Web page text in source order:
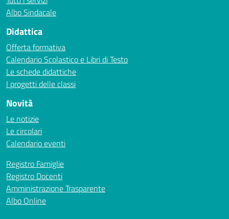
Albo Sindacale
Didattica
Offerta formativa
Calendario Scolastico e Libri di Testo
Le schede didattiche
I progetti delle classi
Novità
Le notizie
Le circolari
Calendario eventi
Registro Famiglie
Registro Docenti
Amministrazione Trasparente
Albo Online